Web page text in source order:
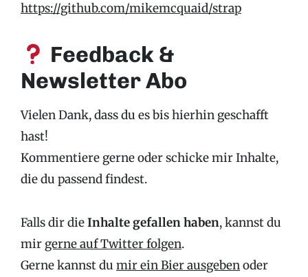
https://github.com/mikemcquaid/strap
Feedback &
Newsletter Abo
Vielen Dank, dass du es bis hierhin geschafft
hast!
Kommentiere gerne oder schicke mir Inhalte,
die du passend findest.
Falls dir dieInhalte gefallen haben, kannst du
mir gerne auf Twitter folgen.
Gerne kannst du mir ein Bier ausgebenoder